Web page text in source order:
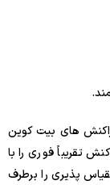
های بیت کوین
تقریباً فوری را با
پذیری را برطرف